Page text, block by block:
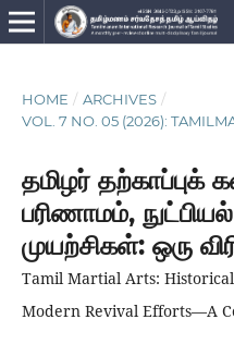
HOME / ARCHIVES /
VOL. 7 NO. 05 (2026):
தமிழர் தற்காப்புக்
பரிணாமம்,
முயற்சிகள்: ஒரு
Tamil Martial Arts:
Modern Revival Efforts—A